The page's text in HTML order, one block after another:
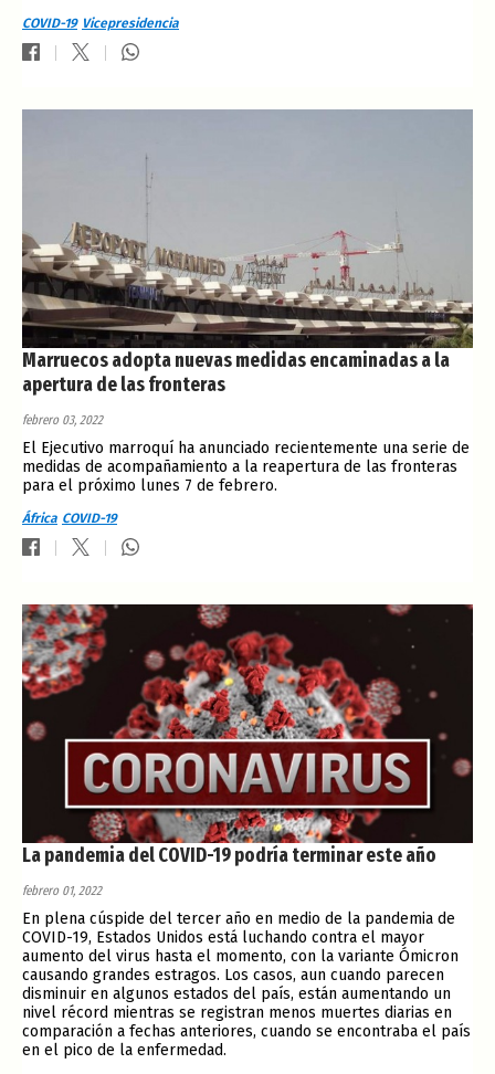
COVID-19 Vicepresidencia
Marruecos adopta nuevas medidas encaminadas a la
apertura de las fronteras
febrero 03, 2022
El Ejecutivo marroquí ha anunciado recientemente una serie de
medidas de acompañamiento a la reapertura de las fronteras
para el próximo lunes 7 de febrero.
África COVID-19
La pandemia del COVID-19 podría terminar este año
febrero 01, 2022
En plena cúspide del tercer año en medio de la pandemia de
COVID-19, Estados Unidos está luchando contra el mayor
aumento del virus hasta el momento, con la variante Ómicron
causando grandes estragos. Los casos, aun cuando parecen
disminuir en algunos estados del país, están aumentando un
nivel récord mientras se registran menos muertes diarias en
comparación a fechas anteriores, cuando se encontraba el país
en el pico de la enfermedad.